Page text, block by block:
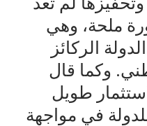
ملحة، وهي
الركائز
وكما قال
طويل
في مواجهة